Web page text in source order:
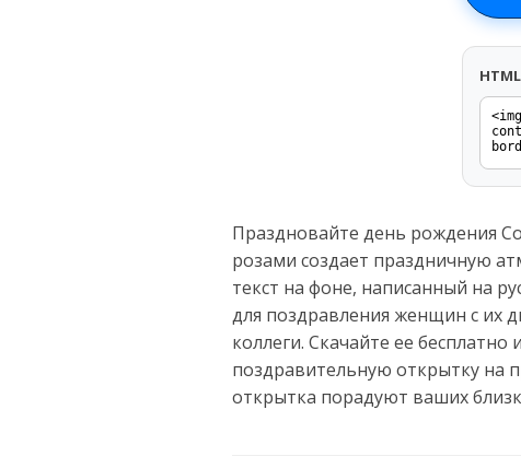
Праздновайте день рождения
розами создает праздничную
текст на фоне, написанный на
для поздравления женщин с их
коллеги. Скачайте ее
поздравительную открытку на
открытка порадуют ваших